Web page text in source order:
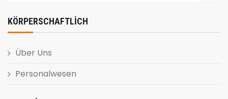
KÖRPERSCHAFTLICH
Über Uns
Personalwesen